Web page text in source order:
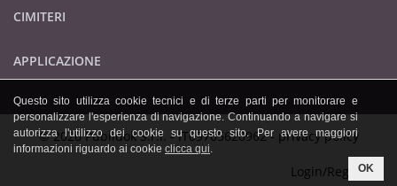
CIMITERI
APPLICAZIONE
© 2026 Publidok S.r.l. - IT09705620962 - privacy policy
Login/Registrati
Questo sito utilizza cookie tecnici e di terze parti per monitorare e
personalizzare l'esperienza di navigazione. Continuando a navigare si
autorizza l'utilizzo dei cookie su questo sito. Per avere maggiori
informazioni riguardo ai cookie clicca qui.
OK